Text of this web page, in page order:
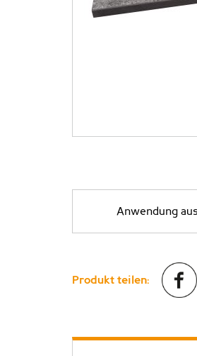
Anwendung
Produkt teilen: